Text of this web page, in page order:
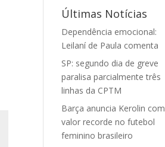
Últimas Notícias
Dependência emocional:
Leilaní de Paula comenta
SP: segundo dia de greve
paralisa parcialmente três
linhas da CPTM
Barça anuncia Kerolin com
valor recorde no futebol
feminino brasileiro